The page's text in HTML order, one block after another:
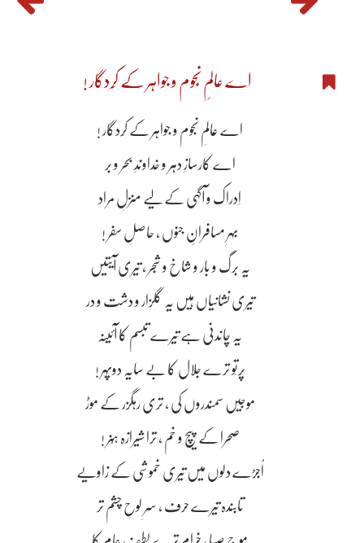
اے عالمِ نجوم و جواہر کے کِردگار !
اے عالمِ نجوم و جواہر کے کِردگار !
اے کارسازِ دہر و خداوندِ بحر و بر
اِدراک و آگہی کے لیے منزلِ مراد
بہرِ مسافرانِ جنوں ، حاصلِ سفر !
یہ برگ و بار و شاخ و شجر ، تیری آیتیں
تیری نشانیاں ہیں یہ گلزار و دشت و در
یہ چاندنی ہے تیرے تبسم کا آئینہ
پرتَو ترے جلال کا بے سایہ دوپہر !
موجیں سمندروں کی ، تری رہگزر کے موڑ
صحرا کے پیچ و خم ، ترا شیرازہ ہُنر !
اُجڑے دلوں میں تیری خموشی کے زاویے
تابندہ تیرے حرف ، سرِ لوحِ چشم تر